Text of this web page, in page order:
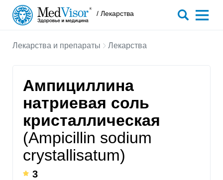
/ Лекарства
Лекарства и препараты Лекарства
Ампициллина
натриевая соль
кристаллическая
(Ampicillin sodium
crystallisatum)
3